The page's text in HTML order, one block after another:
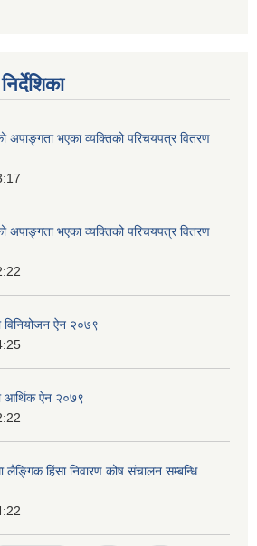
अपाङ्गता भएका व्यक्तिको परिचयपत्र वितरण
अपाङ्गता भएका व्यक्तिको परिचयपत्र वितरण
विनियोजन ऐन २०७९
आर्थिक ऐन २०७९
लैङ्गिक हिंसा निवारण कोष संचालन सम्बन्धि